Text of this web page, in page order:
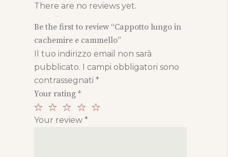
There are no reviews yet.
Be the first to review “Cappotto lungo in
cachemire e cammello”
Il tuo indirizzo email non sarà
pubblicato. I campi obbligatori sono
contrassegnati *
Your rating *
Your review *